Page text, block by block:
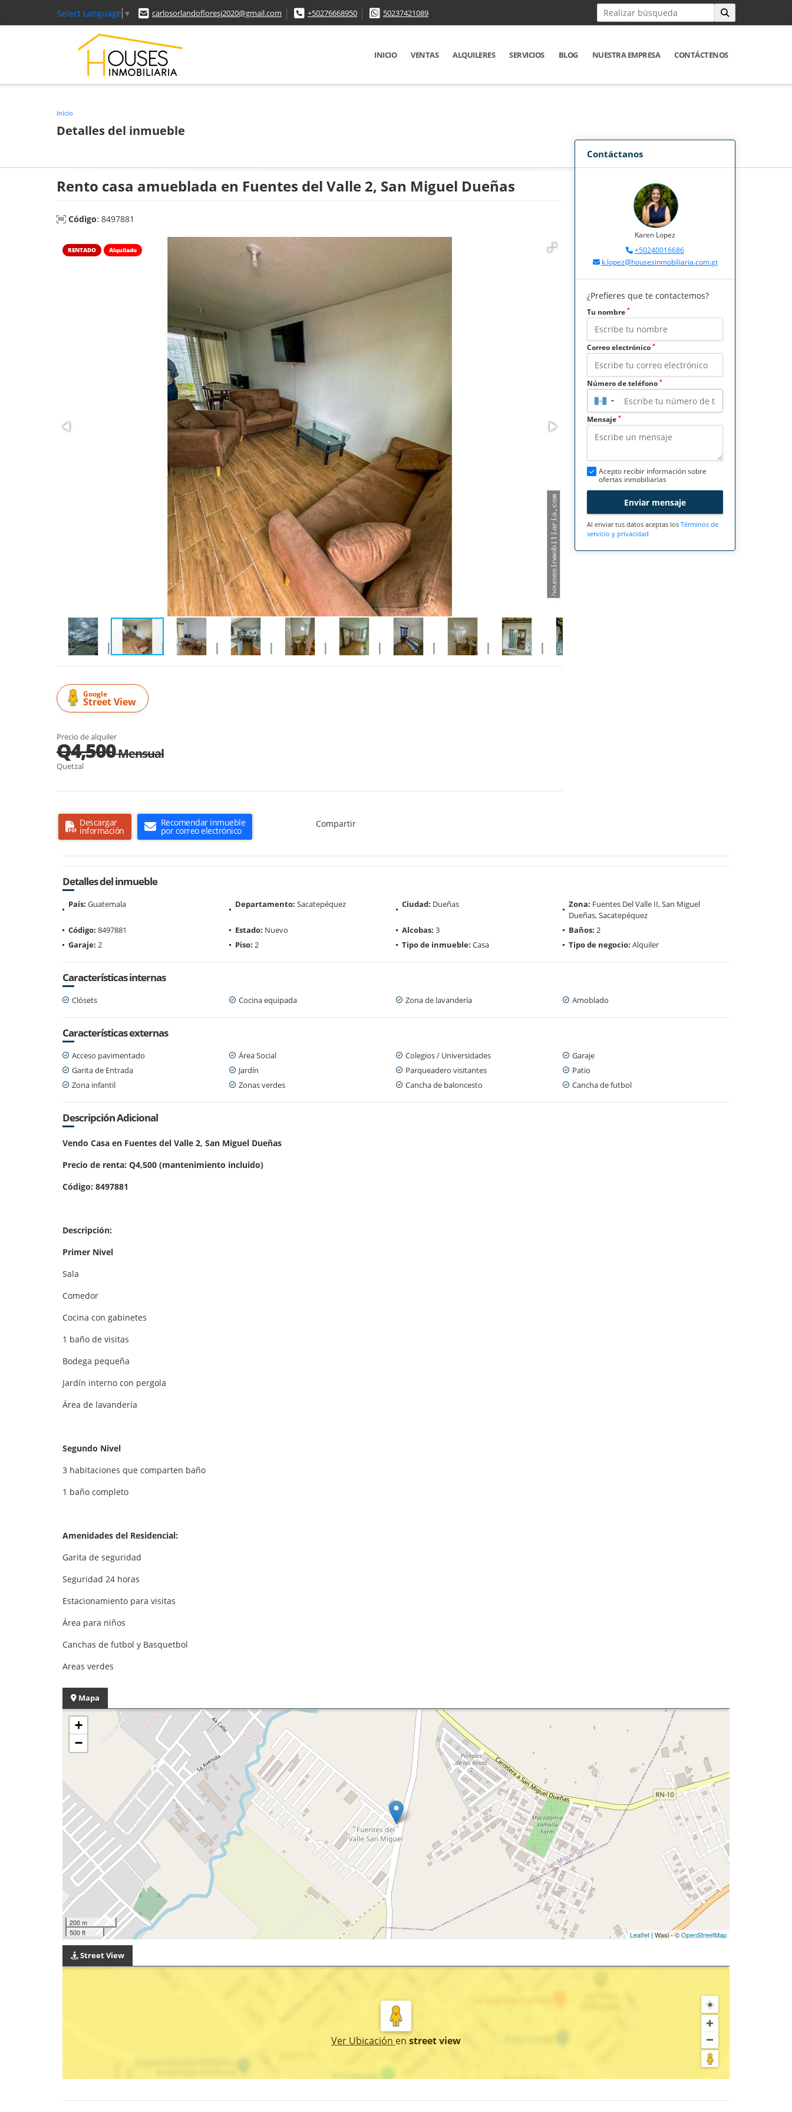
Select Language ▼ carlosorlandofloresj2020@gmail.com +50276668950 50237421089
INICIO VENTAS ALQUILERES SERVICIOS BLOG NUESTRA EMPRESA CONTÁCTENOS
Inicio
Detalles del inmueble
Rento casa amueblada en Fuentes del Valle 2, San Miguel Dueñas
Código: 8497881
RENTADO Alquilado
Google
Street View
Precio de alquiler
Q4,500Mensual
Quetzal
Descargar
información
Recomendar inmueble
por correo electrónico
Compartir
Contáctanos
Karen Lopez
+50240016686
k.lopez@housesinmobiliaria.com.gt
¿Prefieres que te contactemos?
Tu nombre *
Correo electrónico *
Número de teléfono *
▼
Mensaje *
Acepto recibir información sobre
ofertas inmobiliarias
Enviar mensaje
Al enviar tus datos aceptas los Términos de
servicio y privacidad
Detalles del inmueble
País: Guatemala Departamento: Sacatepéquez Ciudad: Dueñas Zona: Fuentes Del Valle II, San Miguel
Dueñas, Sacatepéquez
Código: 8497881 Estado: Nuevo Alcobas: 3 Baños: 2
Garaje: 2 Piso: 2 Tipo de inmueble: Casa Tipo de negocio: Alquiler
Características internas
Clósets Cocina equipada Zona de lavandería Amoblado
Características externas
Acceso pavimentado Área Social Colegios / Universidades
Garaje
Garita de Entrada
Jardín Parqueadero visitantes
Patio
Zona infantil
Zonas verdes Cancha de baloncesto Cancha de futbol
Descripción Adicional
Vendo Casa en Fuentes del Valle 2, San Miguel Dueñas
Precio de renta: Q4,500 (mantenimiento incluido)
Código: 8497881
Descripción:
Primer Nivel
Sala
Comedor
Cocina con gabinetes
1 baño de visitas
Bodega pequeña
Jardín interno con pergola
Área de lavandería
Segundo Nivel
3 habitaciones que comparten baño
1 baño completo
Amenidades del Residencial:
Garita de seguridad
Seguridad 24 horas
Estacionamiento para visitas
Área para niños
Canchas de futbol y Basquetbol
Areas verdes
Mapa
+
−
200 m
500 ft
Leaflet | Wasi - ©OpenStreetMap
Street View
Ver Ubicación en street view